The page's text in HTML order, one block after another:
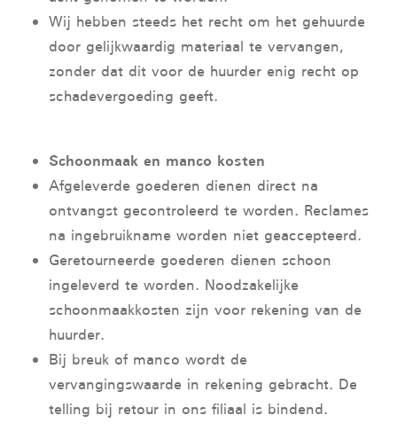
Wij hebben steeds het recht om het gehuurde
door gelijkwaardig materiaal te vervangen,
zonder dat dit voor de huurder enig recht op
schadevergoeding geeft.
Schoonmaak en manco kosten
Afgeleverde goederen dienen direct na
ontvangst gecontroleerd te worden. Reclames
na ingebruikname worden niet geaccepteerd.
Geretourneerde goederen dienen schoon
ingeleverd te worden. Noodzakelijke
schoonmaakkosten zijn voor rekening van de
huurder.
Bij breuk of manco wordt de
vervangingswaarde in rekening gebracht. De
telling bij retour in ons filiaal is bindend.